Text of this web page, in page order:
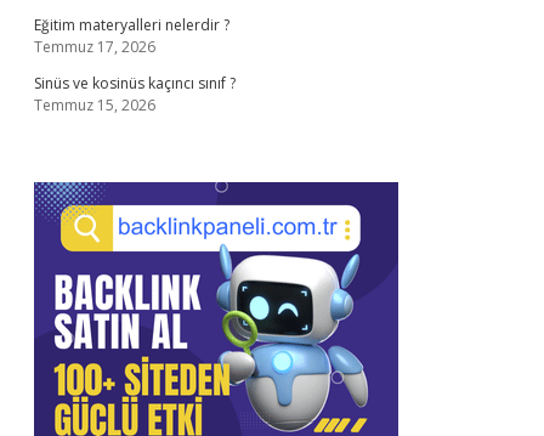
Eğitim materyalleri nelerdir ?
Temmuz 17, 2026
Sinüs ve kosinüs kaçıncı sınıf ?
Temmuz 15, 2026